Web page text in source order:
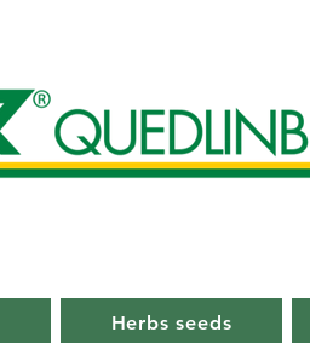
Herbs seeds